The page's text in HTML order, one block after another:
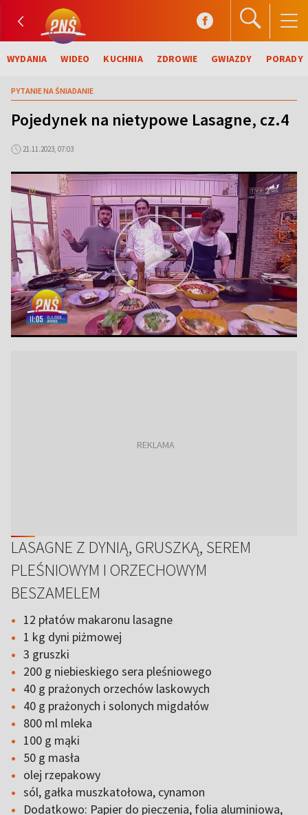
WYDANIA WIDEO KUCHNIA ZDROWIE GWIAZDY PORADY
PYTANIE NA ŚNIADANIE
Pojedynek na nietypowe Lasagne, cz.4
21.11.2023, 07:03
LASAGNE Z DYNIĄ, GRUSZKĄ, SEREM
PLEŚNIOWYM I ORZECHOWYM
BESZAMELEM
12 płatów makaronu lasagne
1 kg dyni piżmowej
3 gruszki
200 g niebieskiego sera pleśniowego
40 g prażonych orzechów laskowych
40 g prażonych i solonych migdałów
800 ml mleka
100 g mąki
50 g masła
olej rzepakowy
sól, gałka muszkatołowa, cynamon
Dodatkowo: Papier do pieczenia, folia aluminiowa,